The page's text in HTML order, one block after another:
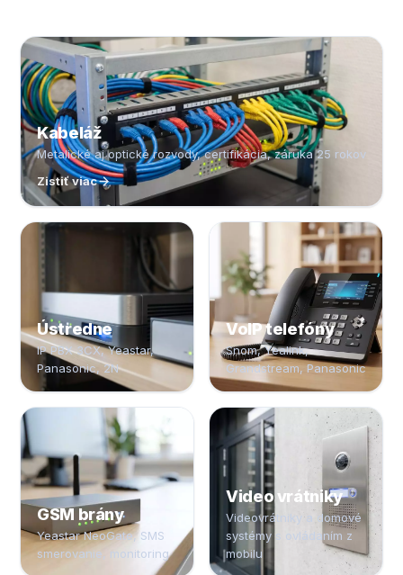
Kabeláž
Metalické aj optické rozvody, certifikácia, záruka 25 rokov
Zistiť viac
Ústredne
IP PBX 3CX, Yeastar,
Panasonic, 2N
VoIP telefóny
Snom, Yealink,
Grandstream, Panasonic
GSM brány
Yeastar NeoGate, SMS
smerovanie, monitoring
Video vrátniky
Videovrátniky a domové
systémy s ovládaním z
mobilu